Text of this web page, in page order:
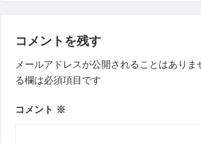
コメントを残す
メールアドレスが公開されることはありま
る欄は必須項目です
コメント ※